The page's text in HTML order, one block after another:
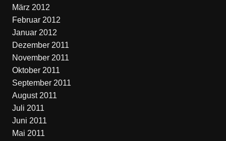
März 2012
Februar 2012
Januar 2012
Dezember 2011
November 2011
Oktober 2011
September 2011
August 2011
Juli 2011
Juni 2011
Mai 2011